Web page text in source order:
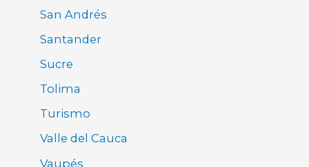
San Andrés
Santander
Sucre
Tolima
Turismo
Valle del Cauca
Vaupés